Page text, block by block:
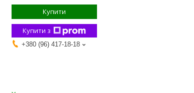
Купити
Купити з
+380 (96) 417-18-18